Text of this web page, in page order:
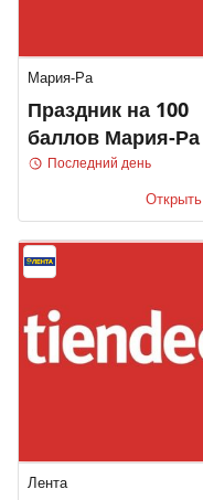
Мария-Ра
Праздник на 100
баллов Мария-Ра
Последний день
Открыть
Лента